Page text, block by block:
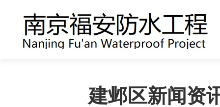
建邺区新闻资